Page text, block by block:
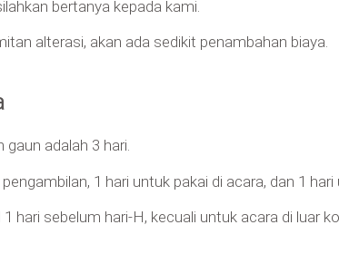
bertanya kepada kami.
alterasi, akan ada sedikit penambahan biaya.
adalah 3 hari.
1 hari untuk pakai di acara, dan 1 hari
1 hari sebelum hari-H, kecuali untuk acara di luar